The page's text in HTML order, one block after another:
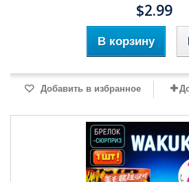
$2.99
В корзину
Добавить в избранное